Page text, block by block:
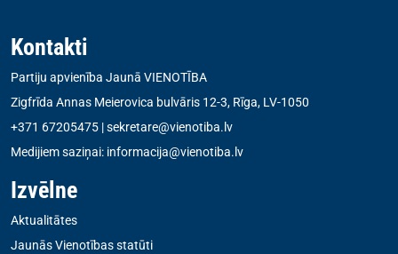
Kontakti
Partiju apvienība Jaunā VIENOTĪBA
Zigfrīda Annas Meierovica bulvāris 12-3, Rīga, LV-1050
+371 67205475 |sekretare@vienotiba.lv
Medijiem saziņai: informacija@vienotiba.lv
Izvēlne
Aktualitātes
Jaunās Vienotības statūti